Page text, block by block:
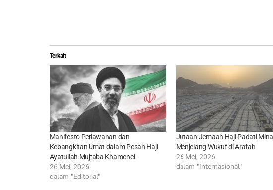
Terkait
Manifesto Perlawanan dan
Kebangkitan Umat dalam Pesan Haji
Ayatullah Mujtaba Khamenei
26 Mei, 2026
dalam "Editorial"
Jutaan Jemaah Haji Padati Mina
Menjelang Wukuf di Arafah
26 Mei, 2026
dalam "Internasional"